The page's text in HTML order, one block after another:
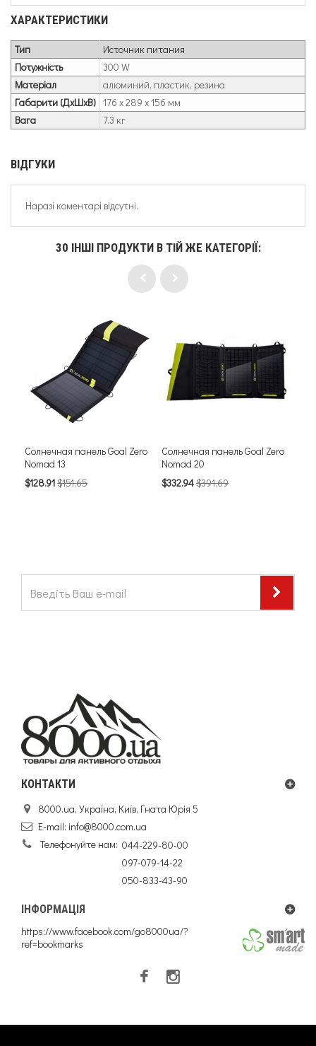
ХАРАКТЕРИСТИКИ
Тип
Источник питания
Потужність
300 W
Матеріал
алюминий, пластик, резина
Габарити (ДxШxВ) 176 x 289 x 156 мм
Вага
7.3 кг
ВІДГУКИ
Наразі коментарі відсутні.
30 ІНШІ ПРОДУКТИ В ТІЙ ЖЕ КАТЕГОРІЇ:
Солнечная панель Goal Zero
Nomad 13
$128.91$151.65
Солнечная панель Goal Zero
Nomad 20
$332.94$391.69
КОНТАКТИ
8000.ua, Україна, Київ, Гната Юрія 5
E-mail: info@8000.com.ua
Телефонуйте нам: 044-229-80-00
097-079-14-22
050-833-43-90
ІНФОРМАЦІЯ
https://www.facebook.com/go8000ua/?
ref=bookmarks